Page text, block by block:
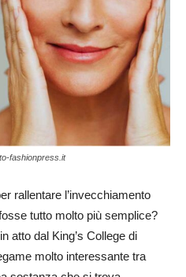
fashionpress.it
rallentare l’invecchiamento
tutto molto più semplice?
atto dal King’s College di
molto interessante tra